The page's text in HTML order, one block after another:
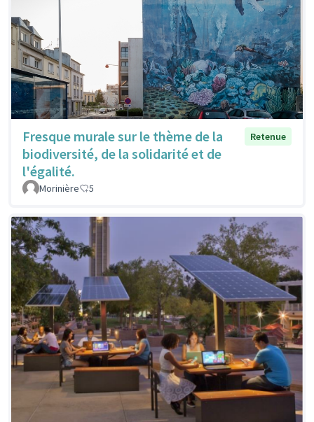
Fresque murale sur le thème de la
biodiversité, de la solidarité et de
l'égalité.
Retenue
Morinière 5